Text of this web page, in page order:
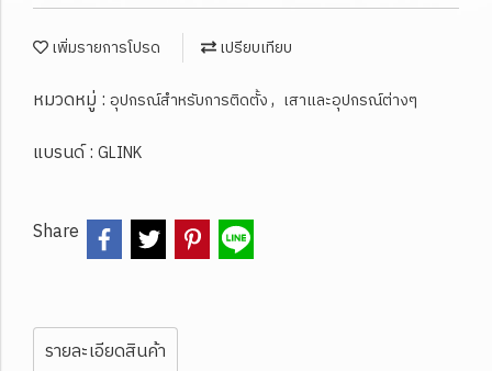
เพิ่มรายการโปรด เปรียบเทียบ
หมวดหมู่ : อุปกรณ์สำหรับการติดตั้ง, เสาและอุปกรณ์ต่างๆ
แบรนด์ : GLINK
Share
รายละเอียดสินค้า